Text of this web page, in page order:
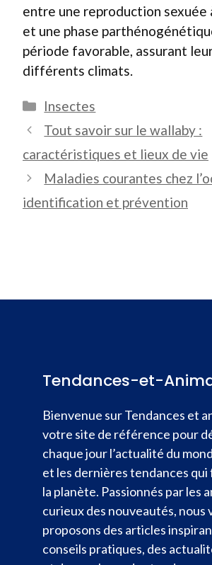
entre une reproduction sexuée
et une phase
période favorable, assurant
différents climats.
Catégories
Insectes
Tout savoir sur le wallaby :
caractéristiques et lieux de vie
Maladies courantes chez
identification et prévention
Tendances-et-
Bienvenue sur Tendances et
votre site de référence pour
chaque jour l’actualité du
et les dernières tendances
la planète. Passionnés par les
curieux des nouveautés, nous
proposons des articles
conseils pratiques, des